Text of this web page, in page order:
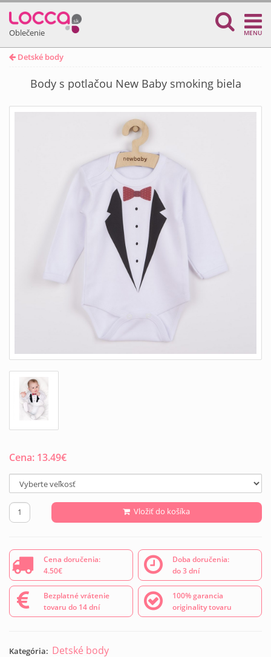
Oblečenie MENU
Detské body
Body s potlačou New Baby smoking biela
Cena: 13.49€
Vložiť do košíka
Cena doručenia:
4.50€
Doba doručenia:
do 3 dní
Bezplatné vrátenie
tovaru do 14 dní
100% garancia
originality tovaru
Kategória: Detské body